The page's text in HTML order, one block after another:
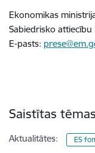
Ekonomikas
Sabiedrisko attiecību
E-pasts:
Saistītas tēmas
Aktualitātes: ES